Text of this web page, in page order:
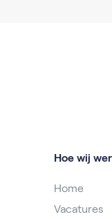
Hoe wij
Home
Vacatures